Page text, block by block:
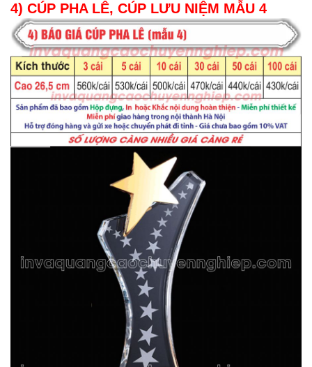
4) CÚP PHA LÊ, CÚP LƯU NIỆM MẪU 4